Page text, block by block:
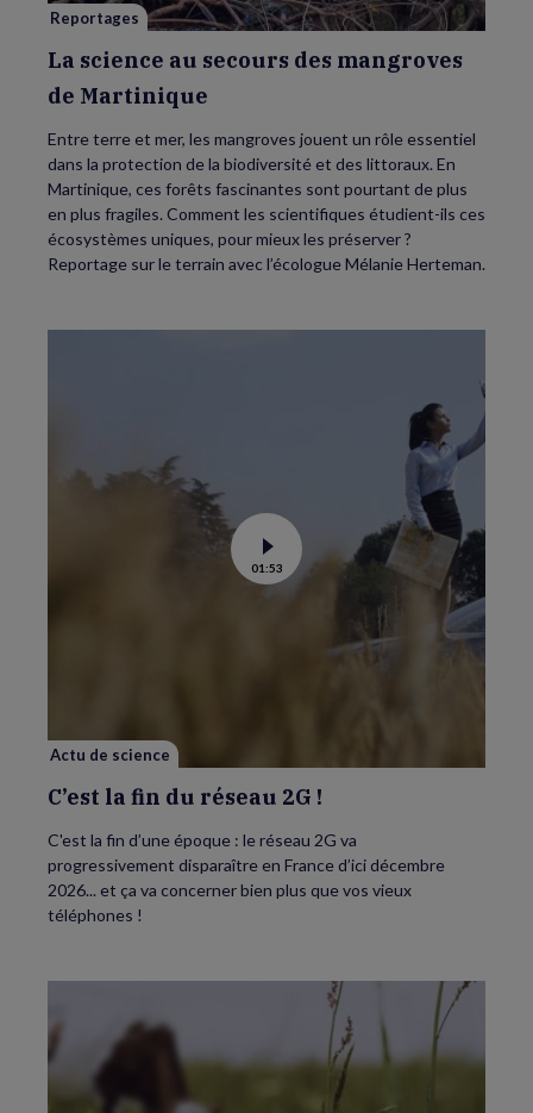
Reportages
La science au secours des mangroves
de Martinique
Entre terre et mer, les mangroves jouent un rôle essentiel
dans la protection de la biodiversité et des littoraux. En
Martinique, ces forêts fascinantes sont pourtant de plus
en plus fragiles. Comment les scientifiques étudient-ils ces
écosystèmes uniques, pour mieux les préserver ?
Reportage sur le terrain avec l’écologue Mélanie Herteman.
Voir
la
vidéo
01:53
Actu de science
C’est la fin du réseau 2G !
C'est la fin d’une époque : le réseau 2G va
progressivement disparaître en France d’ici décembre
2026... et ça va concerner bien plus que vos vieux
téléphones !